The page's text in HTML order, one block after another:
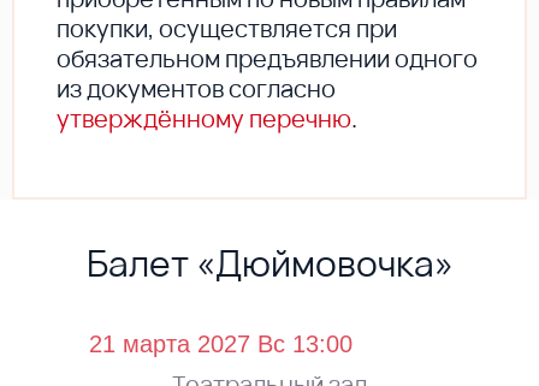
покупки, осуществляется при
обязательном предъявлении одного
из документов согласно
утверждённому перечню.
Балет «Дюймовочка»